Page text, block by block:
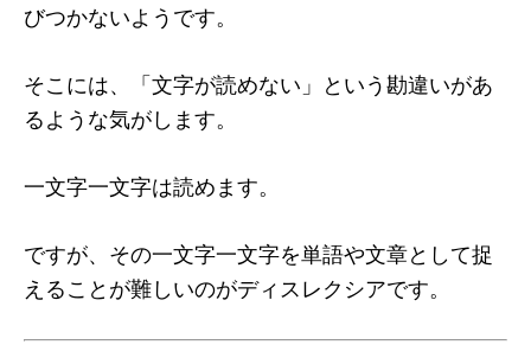
びつかないようです。
そこには、「文字が読めない」という勘違いがあ
るような気がします。
一文字一文字は読めます。
ですが、その一文字一文字を単語や文章として捉
えることが難しいのがディスレクシアです。